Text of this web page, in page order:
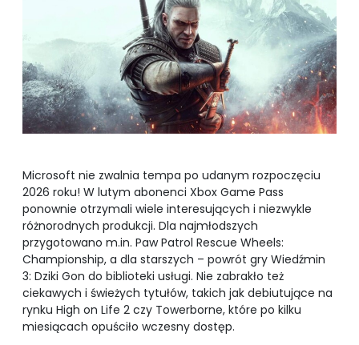
Microsoft nie zwalnia tempa po udanym rozpoczęciu
2026 roku! W lutym abonenci Xbox Game Pass
ponownie otrzymali wiele interesujących i niezwykle
różnorodnych produkcji. Dla najmłodszych
przygotowano m.in. Paw Patrol Rescue Wheels:
Championship, a dla starszych – powrót gry Wiedźmin
3: Dziki Gon do biblioteki usługi. Nie zabrakło też
ciekawych i świeżych tytułów, takich jak debiutujące na
rynku High on Life 2 czy Towerborne, które po kilku
miesiącach opuściło wczesny dostęp.